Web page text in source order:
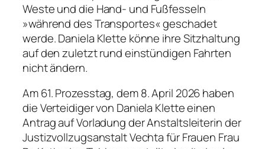
Weste und die Hand- und Fußfesseln
»während des Transportes« geschadet
werde. Daniela Klette könne ihre Sitzhaltung
auf den zuletzt rund einstündigen Fahrten
nicht ändern.
Am 61. Prozesstag, dem 8. April 2026 haben
die Verteidiger von Daniela Klette einen
Antrag auf Vorladung der Anstaltsleiterin der
Justizvollzugsanstalt Vechta für Frauen Frau